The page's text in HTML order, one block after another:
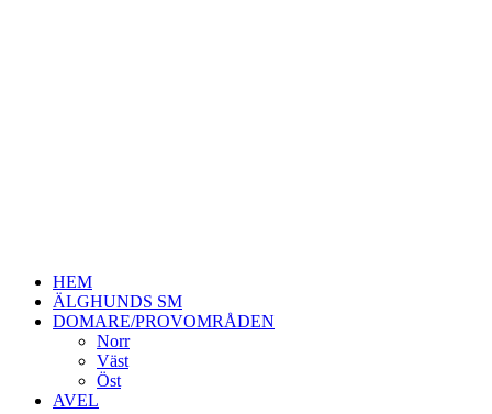
HEM
ÄLGHUNDS SM
DOMARE/PROVOMRÅDEN
Norr
Väst
Öst
AVEL